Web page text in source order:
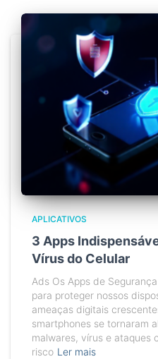
APLICATIVOS
3 Apps
Vírus do Celular
Ads Os Apps de
para proteger nossos
ameaças digitais
smartphones se tornaram
malwares, vírus e ataques
risco Ler mais